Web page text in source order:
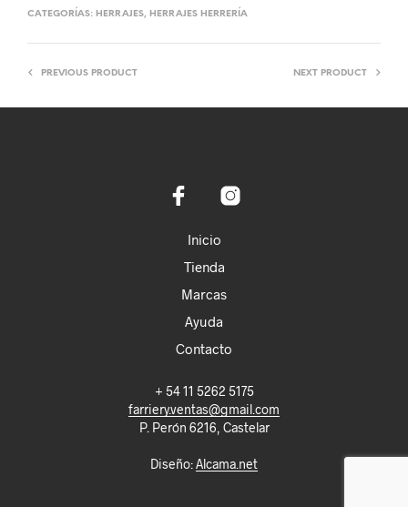
CATEGORÍAS: HERRAJES, HERRAJES HERRERÍA
PREVIOUS PRODUCT NEXT PRODUCT
Inicio
Tienda
Marcas
Ayuda
Contacto
+ 54 11 5262 5175
farriery.ventas@gmail.com
P. Perón 6216, Castelar
Diseño:Alcama.net